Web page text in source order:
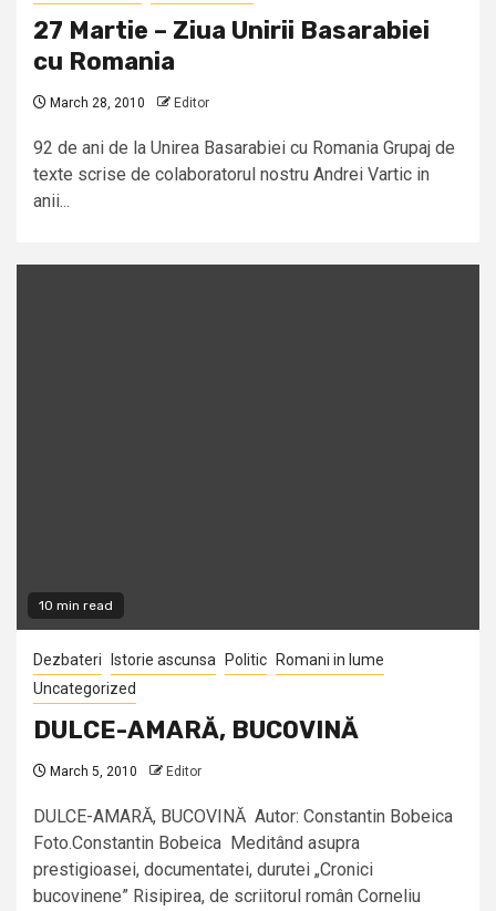
27 Martie – Ziua Unirii Basarabiei
cu Romania
March 28, 2010 Editor
92 de ani de la Unirea Basarabiei cu Romania Grupaj de
texte scrise de colaboratorul nostru Andrei Vartic in
anii...
10 min read
Dezbateri Istorie ascunsa Politic
Romani in lume
Uncategorized
DULCE-AMARĂ, BUCOVINĂ
March 5, 2010 Editor
DULCE-AMARĂ, BUCOVINĂ Autor: Constantin Bobeica
Foto.Constantin Bobeica Meditând asupra
prestigioasei, documentatei, durutei „Cronici
bucovinene” Risipirea, de scriitorul român Corneliu